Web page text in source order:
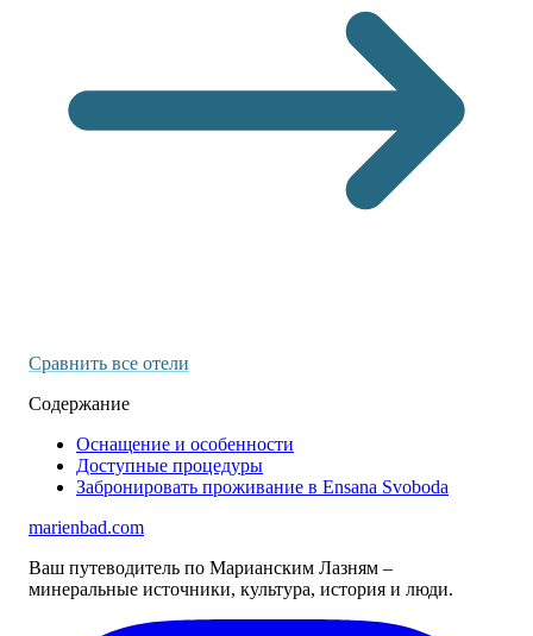
Сравнить все отели
Содержание
Оснащение и особенности
Доступные процедуры
Забронировать проживание в Ensana Svoboda
marienbad.com
Ваш путеводитель по Марианским Лазням –
минеральные источники, культура, история и люди.